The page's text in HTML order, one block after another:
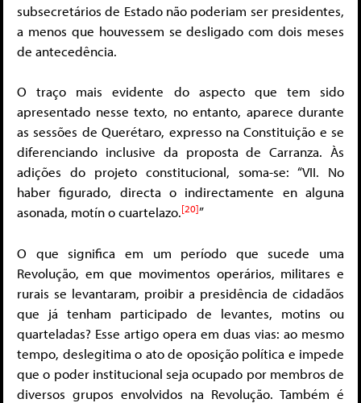
subsecretários de Estado não poderiam ser presidentes,
a menos que houvessem se desligado com dois meses
de antecedência.
O traço mais evidente do aspecto que tem sido
apresentado nesse texto, no entanto, aparece durante
as sessões de Querétaro, expresso na Constituição e se
diferenciando inclusive da proposta de Carranza. Às
adições do projeto constitucional, soma-se: “VII. No
haber figurado, directa o indirectamente en alguna
asonada, motín o cuartelazo.[20]”
O que significa em um período que sucede uma
Revolução, em que movimentos operários, militares e
rurais se levantaram, proibir a presidência de cidadãos
que já tenham participado de levantes, motins ou
quarteladas? Esse artigo opera em duas vias: ao mesmo
tempo, deslegitima o ato de oposição política e impede
que o poder institucional seja ocupado por membros de
diversos grupos envolvidos na Revolução. Também é